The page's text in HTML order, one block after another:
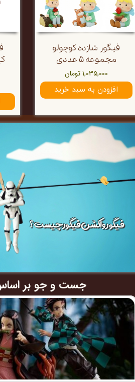
فیگور شازده کوچولو
مجموعه ۵ عددی
۱,۰۳۵,۰۰۰ تومان
افزودن به سبد خرید
​فیگ​​​​​​​ور و اکشن فیگور چیست ؟​​​​​​​
جست و جو بر